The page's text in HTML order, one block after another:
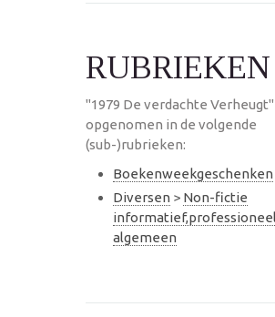
RUBRIEKEN
"1979 De verdachte Verheugt"
opgenomen in de volgende
(sub-)rubrieken:
Boekenweekgeschenken
Diversen > Non-fictie
informatief,professioneel
algemeen